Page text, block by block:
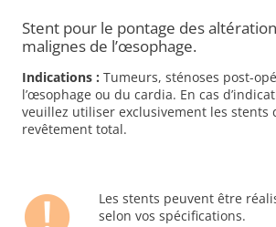
Stent pour le pontage des
malignes de l’œsophage.
Indications : Tumeurs, sténoses post-
l’œsophage ou du cardia. En cas
veuillez utiliser exclusivement les stents
revêtement total.
Les stents peuvent être
selon vos spécifications.